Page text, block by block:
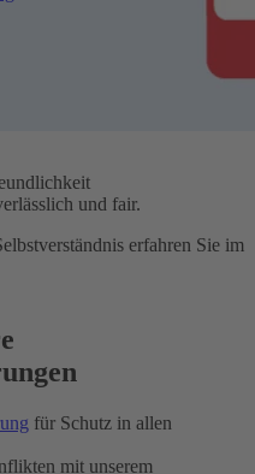
und fair.
erfahren Sie im
für Schutz in allen
mit unserem